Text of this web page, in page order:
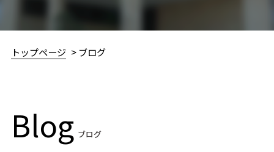
トップページ ブログ
Blog ブログ